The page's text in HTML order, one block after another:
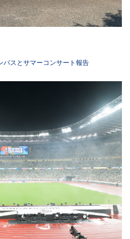
パスとサマーコンサート報告